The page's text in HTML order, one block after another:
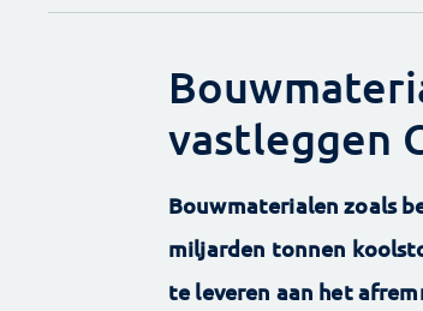
vastleggen
Bouwmaterialen zoals
miljarden tonnen
te leveren aan het